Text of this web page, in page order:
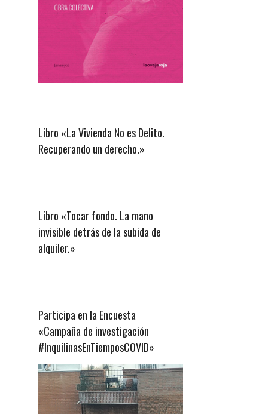
Libro «La Vivienda No es Delito.
Recuperando un derecho.»
Libro «Tocar fondo. La mano
invisible detrás de la subida de
alquiler.»
Participa en la Encuesta
«Campaña de investigación
#InquilinasEnTiemposCOVID»